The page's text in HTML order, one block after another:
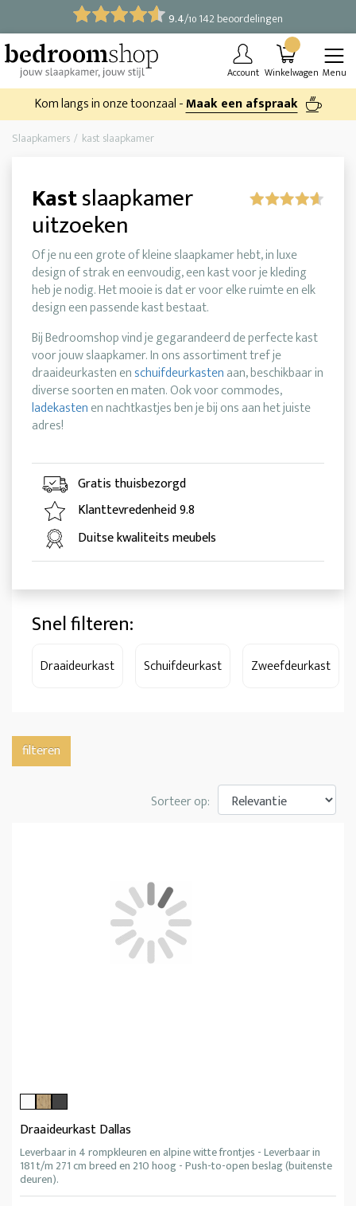
9.4/10 142 beoordelingen
Account Winkelwagen Menu
Kom langs in onze toonzaal -Maak een afspraak
Slaapkamers kast slaapkamer
Kastslaapkamer
uitzoeken
Of je nu een grote of kleine slaapkamer hebt, in luxe
design of strak en eenvoudig, een kast voor je kleding
heb je nodig. Het mooie is dat er voor elke ruimte en elk
design een passende kast bestaat.
Bij Bedroomshop vind je gegarandeerd de perfecte kast
voor jouw slaapkamer. In ons assortiment tref je
draaideurkasten enschuifdeurkastenaan, beschikbaar in
diverse soorten en maten. Ook voor commodes,
ladekastenen nachtkastjes ben je bij ons aan het juiste
adres!
Gratis thuisbezorgd
Klanttevredenheid 9.8
Duitse kwaliteits meubels
Snel filteren:
Draaideurkast Schuifdeurkast Zweefdeurkast
filteren
Sorteer op:
Draaideurkast Dallas
Leverbaar in 4 rompkleuren en alpine witte frontjes - Leverbaar in
181 t/m 271 cm breed en 210 hoog - Push-to-open beslag (buitenste
deuren).